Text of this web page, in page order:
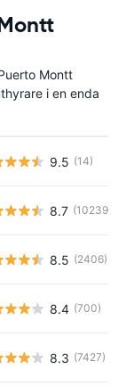
Montt
i en enda
9.5 (14)
8.7 (10239)
8.5 (2406)
8.4 (700)
8.3 (7427)